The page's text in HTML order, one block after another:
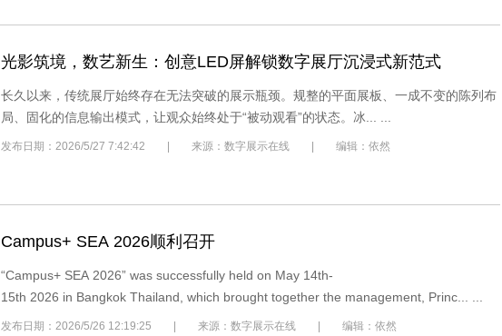
光影筑境，数艺新生：创意LED屏解锁数字展厅沉浸式新范式
长久以来，传统展厅始终存在无法突破的展示瓶颈。规整的平面展板、一成不变的陈列布
局、固化的信息输出模式，让观众始终处于“被动观看”的状态。冰... ...
发布日期：2026/5/27 7:42:42 | 来源：数字展示在线 | 编辑：依然
Campus+ SEA 2026顺利召开
“Campus+ SEA 2026” was successfully held on May 14th-
15th 2026 in Bangkok Thailand, which brought together the management, Princ... ...
发布日期：2026/5/26 12:19:25 | 来源：数字展示在线 | 编辑：依然